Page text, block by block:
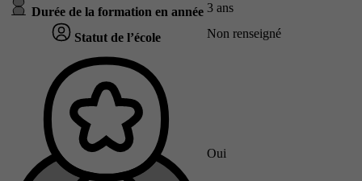
Durée de la formation en année 3 ans
Statut de l’école Non renseigné
Oui